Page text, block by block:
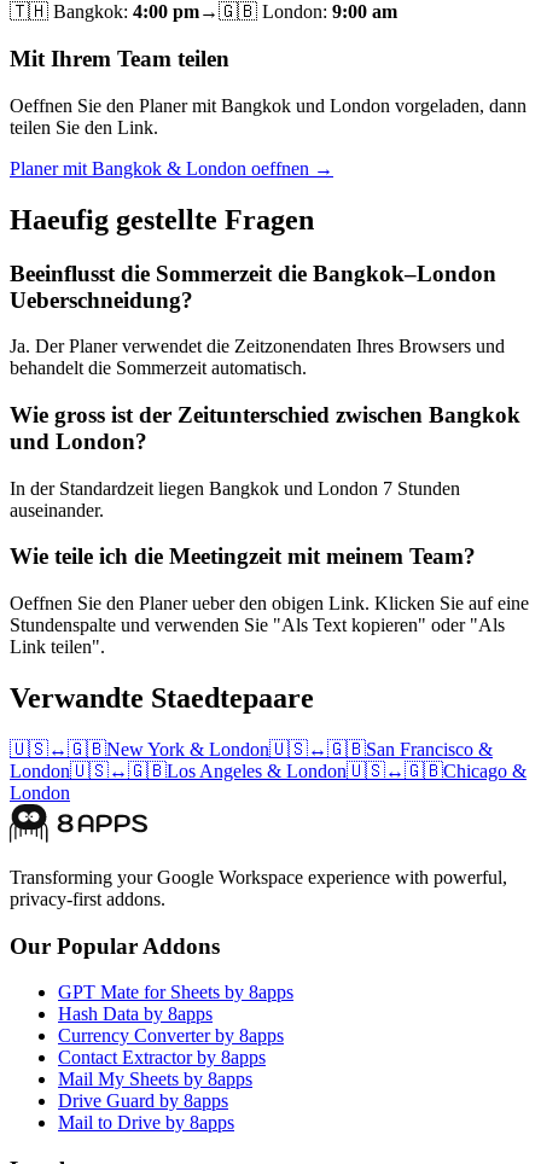
🇹🇭 Bangkok: 4:00 pm→🇬🇧 London: 9:00 am
Mit Ihrem Team teilen
Oeffnen Sie den Planer mit Bangkok und London vorgeladen, dann
teilen Sie den Link.
Planer mit Bangkok & London oeffnen →
Haeufig gestellte Fragen
Beeinflusst die Sommerzeit die Bangkok–London
Ueberschneidung?
Ja. Der Planer verwendet die Zeitzonendaten Ihres Browsers und
behandelt die Sommerzeit automatisch.
Wie gross ist der Zeitunterschied zwischen Bangkok
und London?
In der Standardzeit liegen Bangkok und London 7 Stunden
auseinander.
Wie teile ich die Meetingzeit mit meinem Team?
Oeffnen Sie den Planer ueber den obigen Link. Klicken Sie auf eine
Stundenspalte und verwenden Sie "Als Text kopieren" oder "Als
Link teilen".
Verwandte Staedtepaare
🇺🇸↔🇬🇧New York & London🇺🇸↔🇬🇧San Francisco &
London🇺🇸↔🇬🇧Los Angeles & London🇺🇸↔🇬🇧Chicago &
London
Transforming your Google Workspace experience with powerful,
privacy-first addons.
Our Popular Addons
GPT Mate for Sheets by 8apps
Hash Data by 8apps
Currency Converter by 8apps
Contact Extractor by 8apps
Mail My Sheets by 8apps
Drive Guard by 8apps
Mail to Drive by 8apps